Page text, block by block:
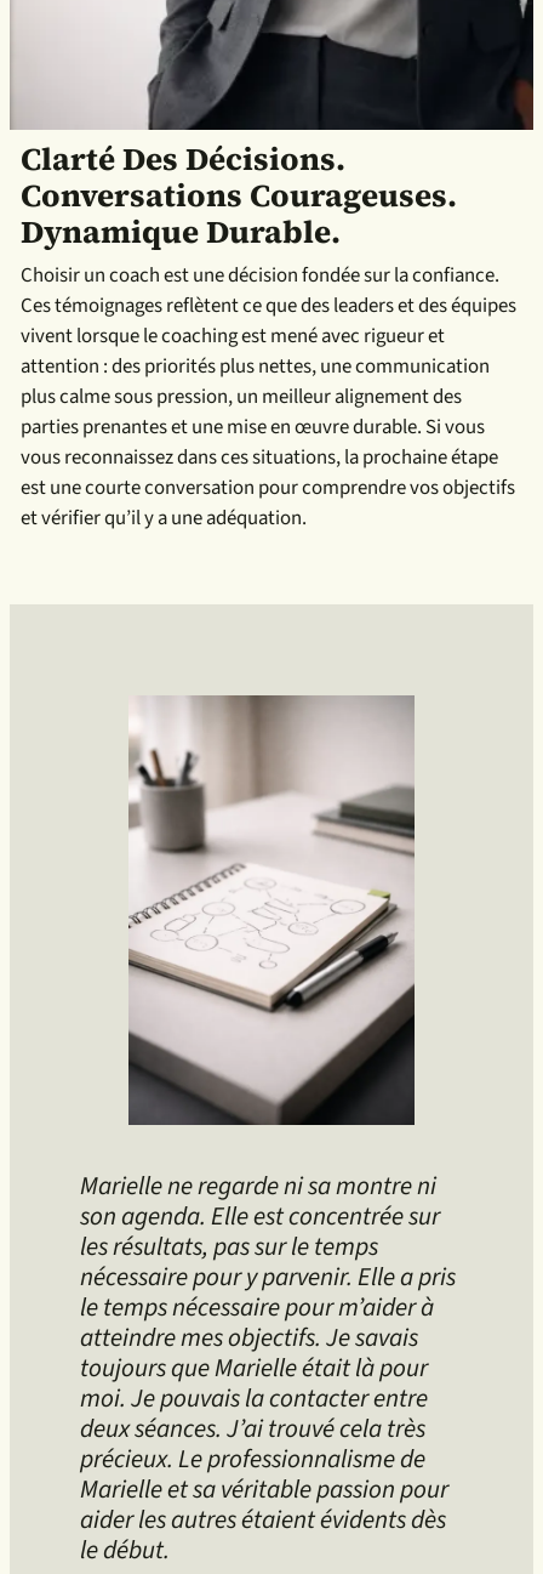
Clarté Des Décisions.
Conversations Courageuses.
Dynamique Durable.
Choisir un coach est une décision fondée sur la confiance.
Ces témoignages reflètent ce que des leaders et des équipes
vivent lorsque le coaching est mené avec rigueur et
attention : des priorités plus nettes, une communication
plus calme sous pression, un meilleur alignement des
parties prenantes et une mise en œuvre durable. Si vous
vous reconnaissez dans ces situations, la prochaine étape
est une courte conversation pour comprendre vos objectifs
et vérifier qu’il y a une adéquation.
Marielle ne regarde ni sa montre ni
son agenda. Elle est concentrée sur
les résultats, pas sur le temps
nécessaire pour y parvenir. Elle a pris
le temps nécessaire pour m’aider à
atteindre mes objectifs. Je savais
toujours que Marielle était là pour
moi. Je pouvais la contacter entre
deux séances. J’ai trouvé cela très
précieux. Le professionnalisme de
Marielle et sa véritable passion pour
aider les autres étaient évidents dès
le début.